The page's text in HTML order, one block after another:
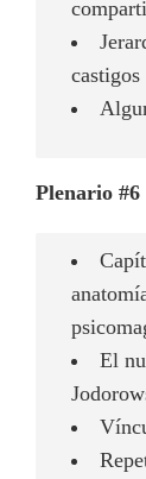
castigos
Plenario #6
El